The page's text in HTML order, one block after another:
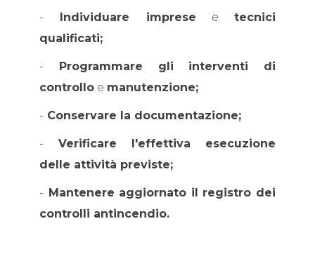
- Individuare imprese e tecnici
qualificati;
- Programmare gli interventi di
controllo e manutenzione;
- Conservare la documentazione;
- Verificare l'effettiva esecuzione
delle attività previste;
- Mantenere aggiornato il registro dei
controlli antincendio.